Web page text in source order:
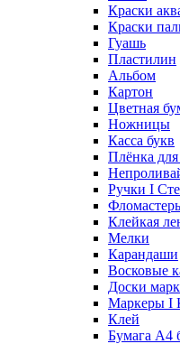
Краски
Краски
Гуашь
Пластилин
Альбом
Картон
Цветная
Ножницы
Касса букв
Плёнка
Ручки I
Клейкая
Мелки
Карандаши
Восковые
Доски
Маркеры I
Клей
Бумага А4